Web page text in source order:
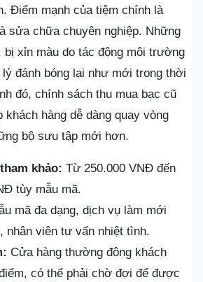
Điểm mạnh của tiệm chính là
sửa chữa chuyên nghiệp. Những
bị xỉn màu do tác động môi trường
đánh bóng lại như mới trong thời
đó, chính sách thu mua bạc cũ
hàng dễ dàng quay vòng
bộ sưu tập mới hơn.
khảo: Từ 250.000 VNĐ đến
tùy mẫu mã.
mã đa dạng, dịch vụ làm mới
nhân viên tư vấn nhiệt tình.
Cửa hàng thường đông khách
có thể phải chờ đợi để được